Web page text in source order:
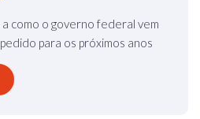
como o governo federal vem
para os próximos anos